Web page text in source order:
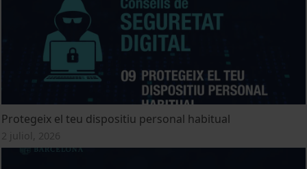
Protegeix el teu dispositiu personal habitual
2 juliol, 2026